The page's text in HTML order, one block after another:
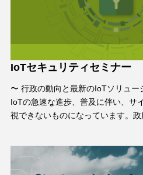
IoTセキュリティセミナー
〜 行政の動向と最新のIoTソリュー
IoTの急速な進歩、普及に伴い、サ
視できないものになっています。政
も「IoTのセキュリティ」を目にす
サイバー攻撃により取り返しのつか
ける前に今できる対策はなにか。本